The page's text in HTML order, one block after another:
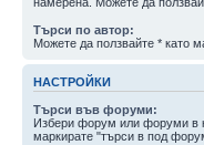
Търси по автор:
Можете да ползвайте * като
НАСТРОЙКИ
Търси във форуми:
Избери форум или форуми в
маркирате "търси в под